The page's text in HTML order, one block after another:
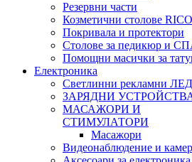
Резервни части
Козметични столове RICO
Покривала и протектори
Столове за педикюр и
Помощни масички за
Електроника
Светлинни рекламни ЛЕД
ЗАРЯДНИ
МАСАЖОРИ И
СТИМУЛАТОРИ
Масажори
Видеонаблюдение и